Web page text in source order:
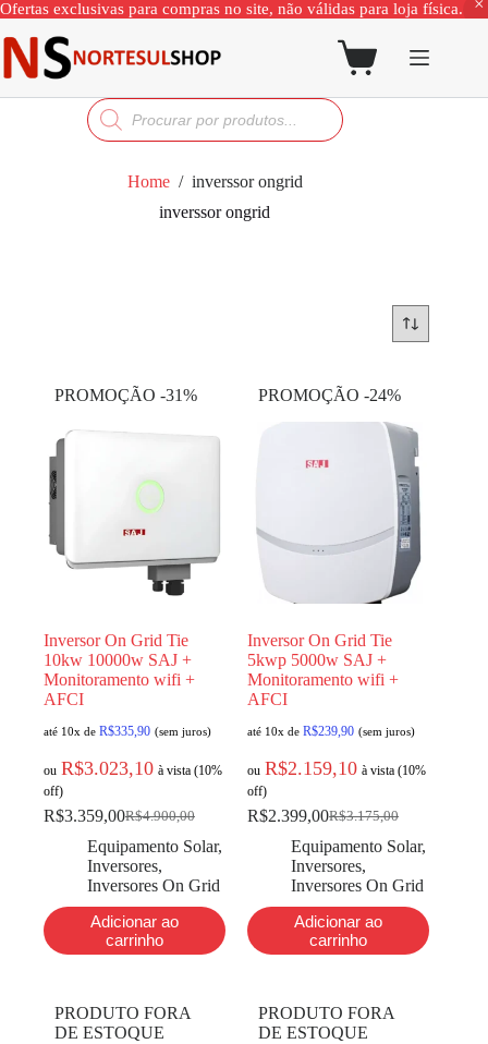
Ofertas exclusivas para compras no site, não válidas para loja física.
Home / inverssor ongrid
inverssor ongrid
PROMOÇÃO -31%
Inversor On Grid Tie
10kw 10000w SAJ +
Monitoramento wifi +
AFCI
até 10x de R$335,90 (sem juros)
ou R$3.023,10 à vista (10%
off)
R$4.900,00
R$3.359,00
Equipamento Solar,
Inversores,
Inversores On Grid
Adicionar ao
carrinho
PROMOÇÃO -24%
Inversor On Grid Tie
5kwp 5000w SAJ +
Monitoramento wifi +
AFCI
até 10x deR$239,90 (sem juros)
ou R$2.159,10 à vista (10%
off)
R$3.175,00
R$2.399,00
Equipamento Solar,
Inversores,
Inversores On Grid
Adicionar ao
carrinho
PRODUTO FORA
DE ESTOQUE
PRODUTO FORA
DE ESTOQUE